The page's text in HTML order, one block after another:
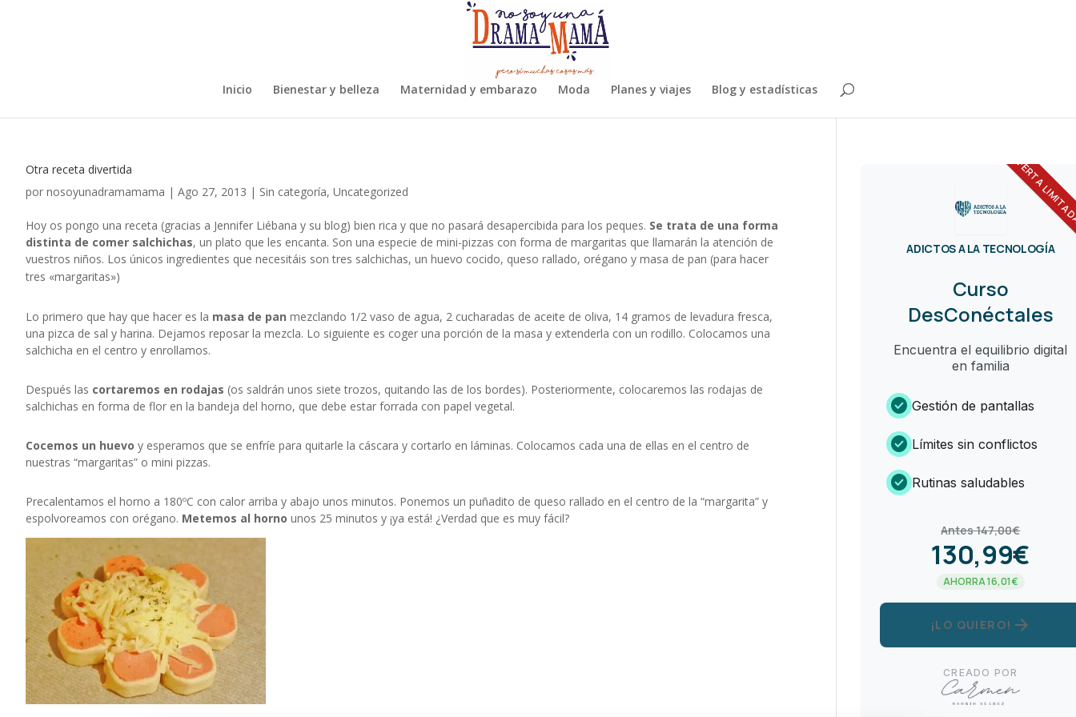
Inicio Bienestar y belleza Maternidad y embarazo Moda Planes y viajes Blog y estadísticas
Otra receta divertida
por nosoyunadramamama | Ago 27, 2013 | Sin categoría, Uncategorized
Hoy os pongo una receta (gracias a Jennifer Liébana y su blog) bien rica y que no pasará desapercibida para los peques. Se trata de una forma
distinta de comer salchichas, un plato que les encanta. Son una especie de mini-pizzas con forma de margaritas que llamarán la atención de
vuestros niños. Los únicos ingredientes que necesitáis son tres salchichas, un huevo cocido, queso rallado, orégano y masa de pan (para hacer
tres «margaritas»)
Lo primero que hay que hacer es la masa de pan mezclando 1/2 vaso de agua, 2 cucharadas de aceite de oliva, 14 gramos de levadura fresca,
una pizca de sal y harina. Dejamos reposar la mezcla. Lo siguiente es coger una porción de la masa y extenderla con un rodillo. Colocamos una
salchicha en el centro y enrollamos.
Después las cortaremos en rodajas (os saldrán unos siete trozos, quitando las de los bordes). Posteriormente, colocaremos las rodajas de
salchichas en forma de flor en la bandeja del horno, que debe estar forrada con papel vegetal.
Cocemos un huevo y esperamos que se enfríe para quitarle la cáscara y cortarlo en láminas. Colocamos cada una de ellas en el centro de
nuestras “margaritas” o mini pizzas.
Precalentamos el horno a 180ºC con calor arriba y abajo unos minutos. Ponemos un puñadito de queso rallado en el centro de la “margarita” y
espolvoreamos con orégano. Metemos al horno unos 25 minutos y ¡ya está! ¿Verdad que es muy fácil?
OFERTA
ADICTOS A LA TECNOLOGÍA
Curso
DesConéctales
Encuentra el equilibrio digital
en familia
check_circle Gestión de pantallas
check_circle Límites sin conflictos
check_circle Rutinas saludables
Antes 147,00€
130,99€
AHORRA 16,01€
¡LO QUIERO! arrow_forward
CREADO POR